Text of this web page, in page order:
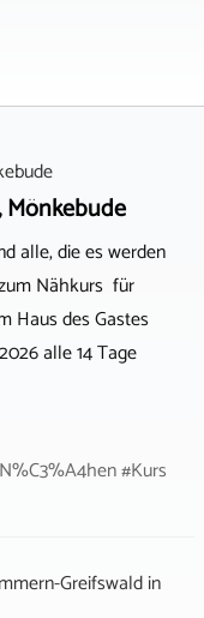
alle, die es werden
Nähkurs für
Haus des Gastes
alle 14 Tage
#Kurs
Greifswaldin